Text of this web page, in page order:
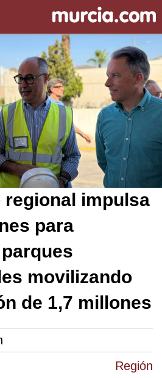
Región
regional impulsa
para
movilizando
de 1,7 millones